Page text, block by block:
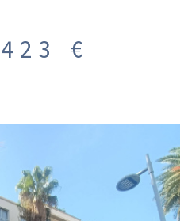
bureaux d’études (structure,
d’eau et hors d’air, offrant aux
afin de concevoir des
activité et à leur image PRIX DE
423€ HT HAI
€